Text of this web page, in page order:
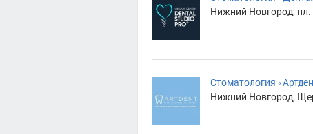
Нижний Новгород, пл.
Стоматология
Нижний Новгород,